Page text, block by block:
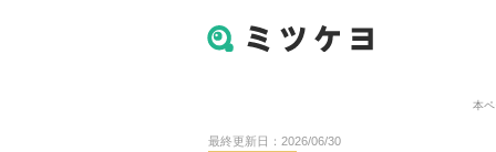
本
最終更新日：2026/06/30